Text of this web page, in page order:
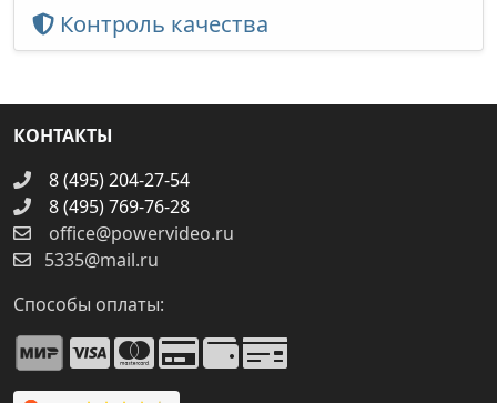
Контроль качества
КОНТАКТЫ
8 (495) 204-27-54
8 (495) 769-76-28
office@powervideo.ru
5335@mail.ru
Способы оплаты: